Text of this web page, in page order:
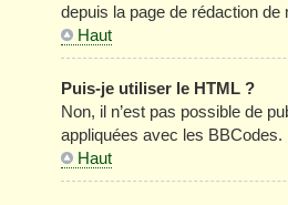
depuis la page de rédaction de
Haut
Puis-je utiliser le HTML ?
Non, il n’est pas possible de
appliquées avec les BBCodes.
Haut